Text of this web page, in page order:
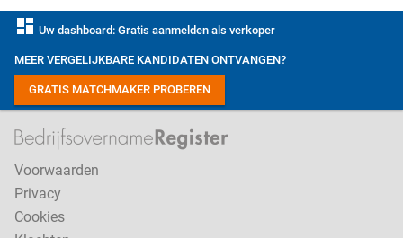
dashboard Uw dashboard: Gratis aanmelden als verkoper
MEER VERGELIJKBARE KANDIDATEN ONTVANGEN?
GRATIS MATCHMAKER PROBEREN
Voorwaarden
Privacy
Cookies